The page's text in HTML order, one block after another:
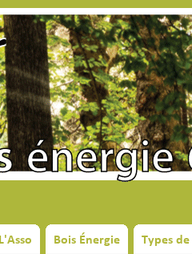
L'Asso Bois Énergie Types